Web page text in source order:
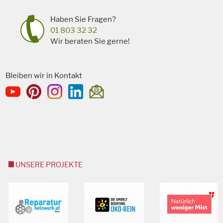
Haben Sie Fragen?
01 803 32 32
Wir beraten Sie gerne!
Bleiben wir in Kontakt
UNSERE PROJEKTE